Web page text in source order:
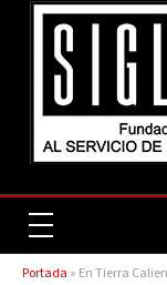
Portada » En Tierra